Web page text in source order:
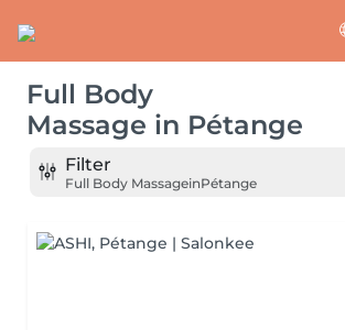
Full Body
Massage in Pétange
Filter
Full Body MassageinPétange